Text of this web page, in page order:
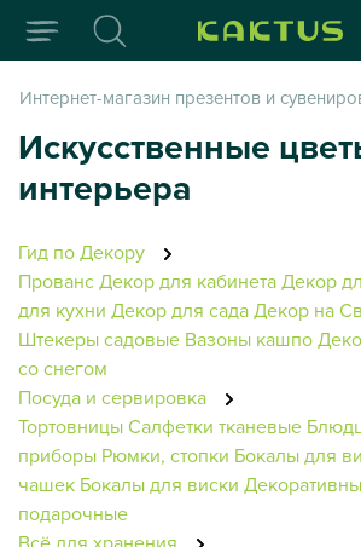
Интернет-магазин презентов и
Искусственные
интерьера
Гид по Декору
ПровансДекор для кабинетаДекор
для кухни Декор для садаДекор на
Штекеры садовые Вазоны кашпо
со снегом
Посуда и сервировка
ТортовницыСалфетки тканевые
приборы Рюмки, стопки Бокалы для
чашек Бокалы для виски
подарочные